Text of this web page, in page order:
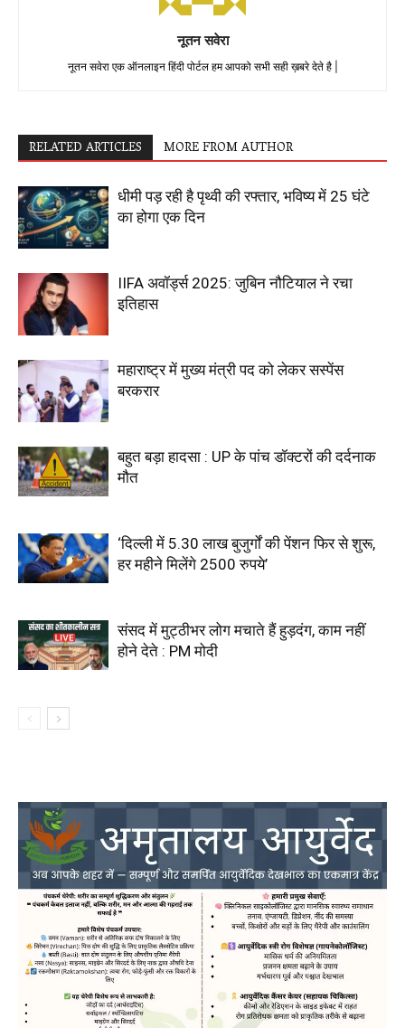
नूतन सवेरा
नूतन सवेरा एक ऑनलाइन हिंदी पोर्टल हम आपको सभी सही ख़बरे देते है |
RELATED ARTICLES MORE FROM AUTHOR
धीमी पड़ रही है पृथ्वी की रफ्तार, भविष्य में 25 घंटे
का होगा एक दिन
IIFA अवॉर्ड्स 2025: जुबिन नौटियाल ने रचा
इतिहास
महाराष्ट्र में मुख्य मंत्री पद को लेकर सस्पेंस
बरकरार
बहुत बड़ा हादसा : UP के पांच डॉक्टरों की दर्दनाक
मौत
‘दिल्ली में 5.30 लाख बुजुर्गों की पेंशन फिर से शुरू,
हर महीने मिलेंगे 2500 रुपये’
संसद में मुट्ठीभर लोग मचाते हैं हुड़दंग, काम नहीं
होने देते : PM मोदी